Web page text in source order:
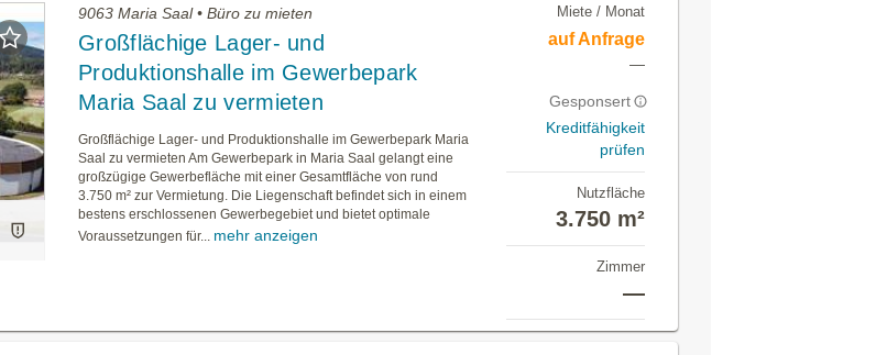
9063 Maria Saal • Büro zu mieten
Großflächige Lager- und
Produktionshalle im Gewerbepark
Maria Saal zu vermieten
Großflächige Lager- und Produktionshalle im Gewerbepark Maria
Saal zu vermieten Am Gewerbepark in Maria Saal gelangt eine
großzügige Gewerbefläche mit einer Gesamtfläche von rund
3.750 m² zur Vermietung. Die Liegenschaft befindet sich in einem
bestens erschlossenen Gewerbegebiet und bietet optimale
Voraussetzungen für... mehr anzeigen
Miete / Monat
auf Anfrage
—
Gesponsert
Kreditfähigkeit
prüfen
Nutzfläche
3.750 m²
Zimmer
—